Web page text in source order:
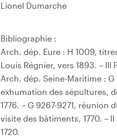
Lionel Dumarche
Bibliographie :
Arch. dép. Eure : H 1009,
Louis Régnier, vers 1893. – III
Arch. dép. Seine-Maritime :
exhumation des sépultures,
1776. – G 9267-9271,
visite des bâtiments, 1770. –
1720.